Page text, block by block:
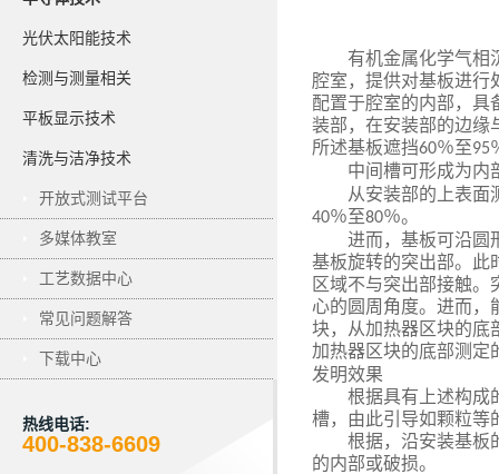
光伏太阳能技术
检测与测量相关
平板显示技术
清洗与洁净技术
开放式测试平台
多媒体教室
工艺数据中心
常见问题解答
下载中心
热线电话:
400-838-6609
有机金属化学气相
腔室，提供对基板进行
配置于腔室的内部，具
装部，在安装部的边缘
所述基板遮挡60％至95
中间槽可形成为内
从安装部的上表面
40％至80％。
进而，基板可沿圆
基板旋转的突出部。此
区域不与突出部接触
心的圆周角度。进而，
块，从加热器区块的底
加热器区块的底部测定
发明效果
根据具有上述构成
槽，由此引导如颗粒等
根据，沿安装基板
的内部或破损。